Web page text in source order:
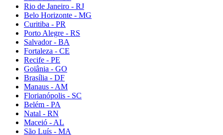
Rio de Janeiro - RJ
Belo Horizonte - MG
Curitiba - PR
Porto Alegre - RS
Salvador - BA
Fortaleza - CE
Recife - PE
Goiânia - GO
Brasília - DF
Manaus - AM
Florianópolis - SC
Belém - PA
Natal - RN
Maceió - AL
São Luís - MA